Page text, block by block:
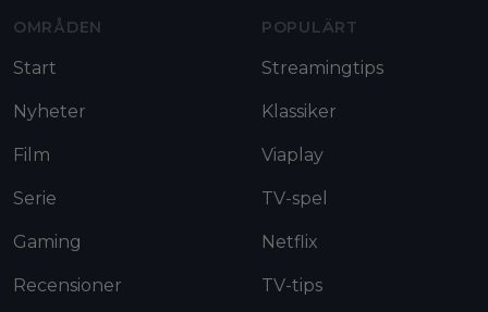
OMRÅDEN
Start
Nyheter
Film
Serie
Gaming
Recensioner
POPULÄRT
Streamingtips
Klassiker
Viaplay
TV-spel
Netflix
TV-tips